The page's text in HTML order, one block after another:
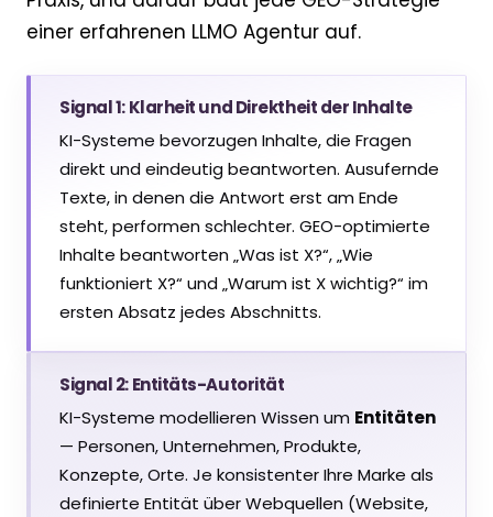
einer erfahrenen LLMO Agentur auf.
Signal 1: Klarheit und Direktheit der Inhalte
KI-Systeme bevorzugen Inhalte, die Fragen
direkt und eindeutig beantworten. Ausufernde
Texte, in denen die Antwort erst am Ende
steht, performen schlechter. GEO-optimierte
Inhalte beantworten „Was ist X?“, „Wie
funktioniert X?“ und „Warum ist X wichtig?“ im
ersten Absatz jedes Abschnitts.
Signal 2: Entitäts-Autorität
KI-Systeme modellieren Wissen um Entitäten
— Personen, Unternehmen, Produkte,
Konzepte, Orte. Je konsistenter Ihre Marke als
definierte Entität über Webquellen (Website,